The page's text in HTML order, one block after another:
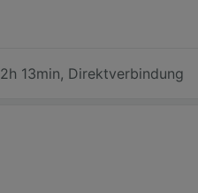
2h 13min, Direktverbindung